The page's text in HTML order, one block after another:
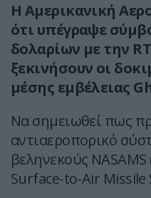
Η Αμερικανική
ότι υπέγραψε
δολαρίων με την
ξεκινήσουν οι
μέσης εμβέλειας
Να σημειωθεί πως
αντιαεροπορικό
βεληνεκούς
Surface-to-Air Missile